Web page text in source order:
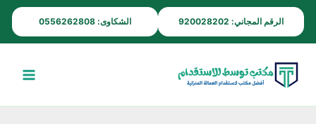
الرقم المجاني: 920028202 الشكاوى: 0556262808
تخطي
إلى
المحتوى